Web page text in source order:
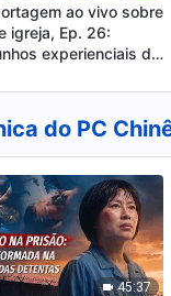
ao vivo sobre
igreja, Ep. 26:
experienciais da
Equador:
encontrando uma
ser purificado do
do PC
45:37